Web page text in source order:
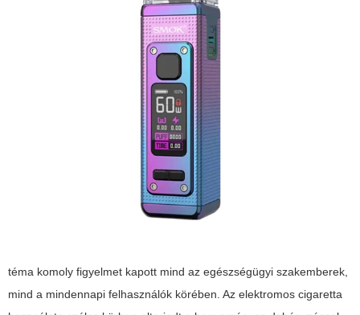
téma komoly figyelmet kapott mind az egészségügyi szakemberek,
mind a mindennapi felhasználók körében. Az elektromos cigaretta